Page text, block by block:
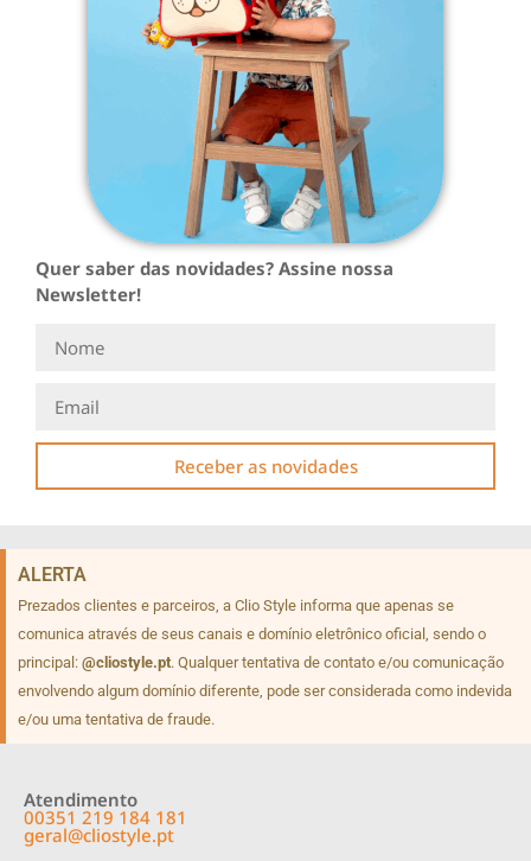
Quer saber das novidades? Assine nossa
Newsletter!
Receber as novidades
ALERTA
Prezados clientes e parceiros, a Clio Style informa que apenas se
comunica através de seus canais e domínio eletrônico oficial, sendo o
principal: @cliostyle.pt. Qualquer tentativa de contato e/ou comunicação
envolvendo algum domínio diferente, pode ser considerada como indevida
e/ou uma tentativa de fraude.
Atendimento
00351 219 184 181
geral@cliostyle.pt